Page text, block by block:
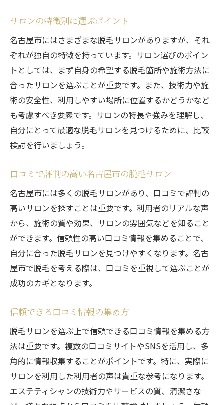
サロンの特徴別に選ぶポイント
名古屋市にはさまざまな脱毛サロンがありますが、それ
ぞれが独自の特徴を持っています。サロン選びのポイン
トとしては、まず自身の希望する脱毛箇所や施術方法に
合ったサロンを選ぶことが重要です。また、技術力や施
術の安全性、利用しやすい場所に位置するかどうかなど
も考慮すべき要素です。サロンの特長や強みを理解し、
自分にとって最適な脱毛サロンを見つけるために、比較
検討を行いましょう。
口コミで評判の高い名古屋市の脱毛サロン
名古屋市には多くの脱毛サロンがあり、口コミで評判の
高いサロンを探すことは重要です。利用者のリアルな声
から、施術の質や効果、サロンの雰囲気などを知ること
ができます。信頼性の高い口コミ情報を集めることで、
自分に合った脱毛サロンを見つけやすくなります。名古
屋市で脱毛を考える際は、口コミを重視して選ぶことが
成功のカギとなります。
信頼できる口コミ情報の集め方
脱毛サロンを選ぶ上で信頼できる口コミ情報を集める方
法は重要です。複数の口コミサイトやSNSを活用し、多
角的に情報収集することがポイントです。特に、実際に
サロンを利用した利用者の声は貴重な参考になります。
エステティシャンの技術力やサービスの質、清潔さな